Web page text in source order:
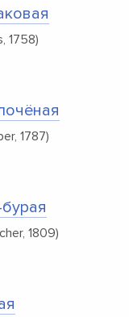
1758)
1787)
1809)